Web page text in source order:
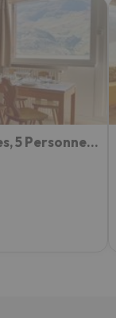
Appartement Les Menuires, 2 Pièces, 5 Personnes - Fr-1-344-853